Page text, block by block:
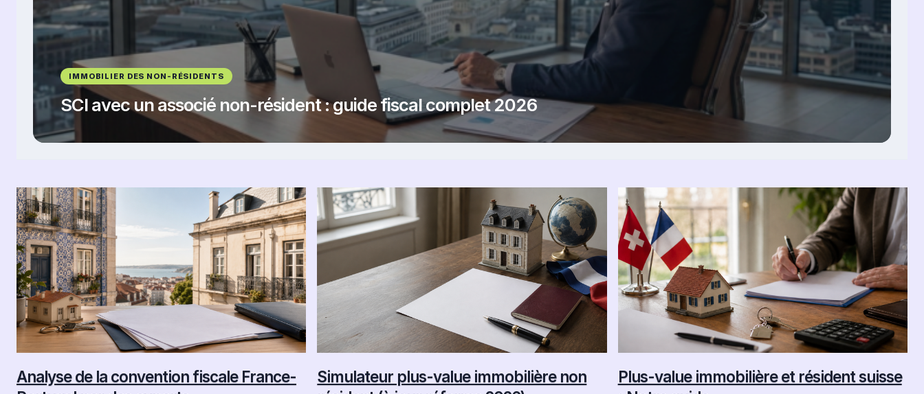
IMMOBILIER DES NON-RÉSIDENTS
SCI avec un associé non-résident : guide fiscal complet 2026
Analyse de la convention fiscale France-
Simulateur plus-value immobilière non
Plus-value immobilière et résident suisse